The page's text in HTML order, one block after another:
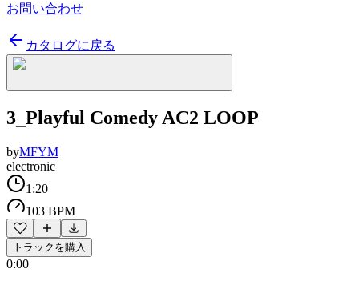
お問い合わせ
カタログに戻る
3_Playful Comedy AC2 LOOP
byMFYM
electronic
1:20
103 BPM
トラックを購入
0:00